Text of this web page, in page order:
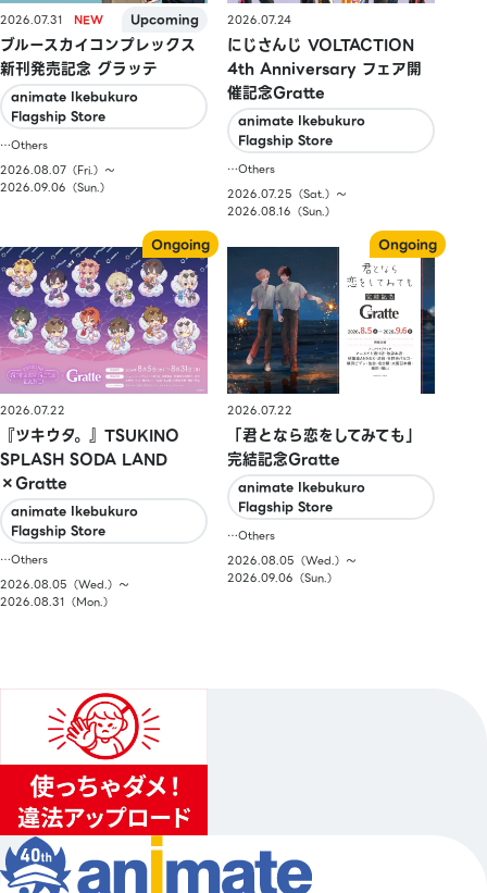
2026.07.31
ブルースカイコンプレックス
新刊発売記念 グラッテ
animate Ikebukuro
Flagship Store
…Others
2026.08.07（Fri.）〜
2026.09.06（Sun.）
2026.07.24
にじさんじ VOLTACTION
4th Anniversary フェア開
催記念Gratte
animate Ikebukuro
Flagship Store
…Others
2026.07.25（Sat.）〜
2026.08.16（Sun.）
2026.07.22
『ツキウタ。』TSUKINO
SPLASH SODA LAND
×Gratte
animate Ikebukuro
Flagship Store
…Others
2026.08.05（Wed.）〜
2026.08.31（Mon.）
2026.07.22
「君となら恋をしてみても」
完結記念Gratte
animate Ikebukuro
Flagship Store
…Others
2026.08.05（Wed.）〜
2026.09.06（Sun.）